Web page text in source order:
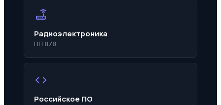
router
Радиоэлектроника
ПП 878
code
Российское ПО